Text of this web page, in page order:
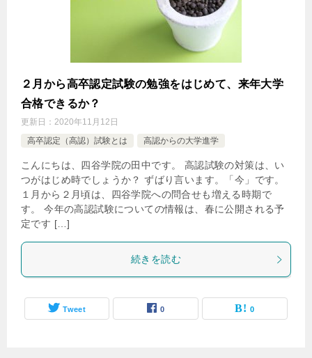
２月から高卒認定試験の勉強をはじめて、来年大学
合格できるか？
更新日： 2020年11月12日
高卒認定（高認）試験とは
高認からの大学進学
こんにちは、四谷学院の田中です。 高認試験の対策は、い
つがはじめ時でしょうか？ ずばり言います。「今」です。
１月から２月頃は、四谷学院への問合せも増える時期で
す。 今年の高認試験についての情報は、春に公開される予
定です […]
続きを読む
Tweet 0 0